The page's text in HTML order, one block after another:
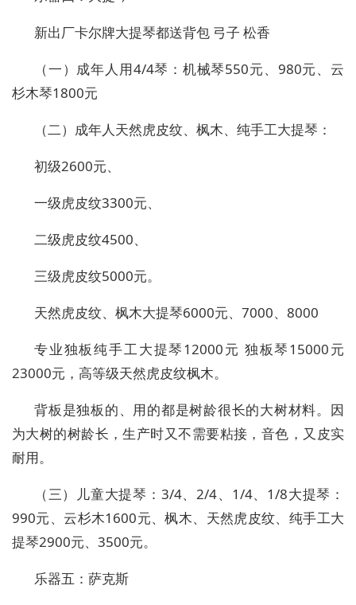
新出厂卡尔牌大提琴都送背包 弓子 松香
（一）成年人用4/4琴：机械琴550元、980元、云
杉木琴1800元
（二）成年人天然虎皮纹、枫木、纯手工大提琴：
初级2600元、
一级虎皮纹3300元、
二级虎皮纹4500、
三级虎皮纹5000元。
天然虎皮纹、枫木大提琴6000元、7000、8000
专业独板纯手工大提琴12000元 独板琴15000元
23000元，高等级天然虎皮纹枫木。
背板是独板的、用的都是树龄很长的大树材料。因
为大树的树龄长，生产时又不需要粘接，音色，又皮实
耐用。
（三）儿童大提琴：3/4、2/4、1/4、1/8大提琴：
990元、云杉木1600元、枫木、天然虎皮纹、纯手工大
提琴2900元、3500元。
乐器五：萨克斯